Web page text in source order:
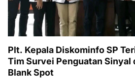
Plt. Kepala Diskominfo SP
Tim Survei Penguatan Sinyal
Blank Spot